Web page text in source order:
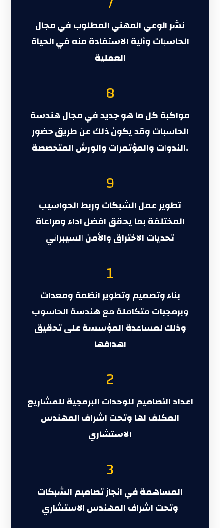
نشر الوعي المهني المطلوب في مجال
الحاسبات وآلية الاستفادة منه في الحياة
العملية
8
مواكبة كل ما هو جديد في مجال هندسة
الحاسبات وقد يكون ذلك عن طريق حضور
الندوات والمؤتمرات والورش المتخصصة.
9
تطوير عمل الشبكات وربط الحواسيب
المختلفة بما يحقق افضل اداء ومراعاة
تحديات الاختراق والأمن السيبراني
1
بناء وتصميم وتطوير انظمة ومعدات
وبرمجيات متكاملة مع هندسة الحاسوب
وذلك لمساعدة المؤسسة على تحقيق
اهدافها
2
اعداد التصاميم للوحدات البرمجية للمشاريع
المكلف لها وتحت اشراف المهندس
الاستشاري
3
المساهمة في انجاز تصاميم الشبكات
وتحت اشراف المهندس الاستشاري